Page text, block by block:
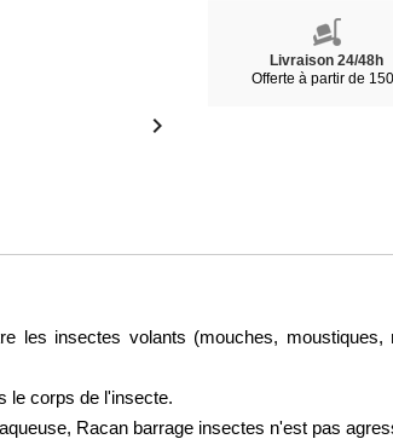

Livraison 24/48h
Offerte à partir de
les insectes volants (mouches,
le corps de l'insecte.
Racan barrage insectes n'est pas